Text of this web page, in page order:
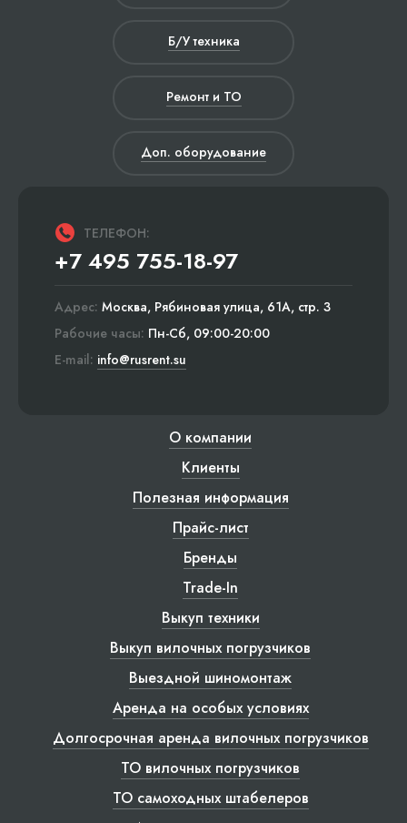
Б/У техника
Ремонт и ТО
Доп. оборудование
ТЕЛЕФОН:
+7 495 755-18-97
Адрес: Москва, Рябиновая улица, 61А, стр. 3
Рабочие часы: Пн-Сб, 09:00-20:00
E-mail: info@rusrent.su
О компании
Клиенты
Полезная информация
Прайс-лист
Бренды
Trade-In
Выкуп техники
Выкуп вилочных погрузчиков
Выездной шиномонтаж
Аренда на особых условиях
Долгосрочная аренда вилочных погрузчиков
ТО вилочных погрузчиков
ТО самоходных штабелеров